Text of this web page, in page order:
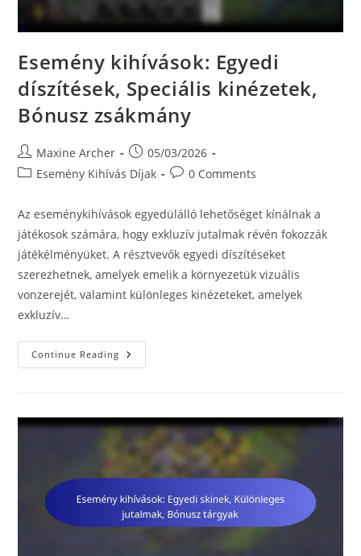
Esemény kihívások: Egyedi
díszítések, Speciális kinézetek,
Bónusz zsákmány
Post
author:
Maxine Archer
Post
published:
05/03/2026
PostEsemény Kihívás Díjak
Post0 Comments
Az eseménykihívások egyedülálló lehetőséget kínálnak a
játékosok számára, hogy exkluzív jutalmak révén fokozzák
játékélményüket. A résztvevők egyedi díszítéseket
szerezhetnek, amelyek emelik a környezetük vizuális
vonzerejét, valamint különleges kinézeteket, amelyek
exkluzív…
Continue Reading Esemény
Kihívások:
Bónusz
Zsákmány